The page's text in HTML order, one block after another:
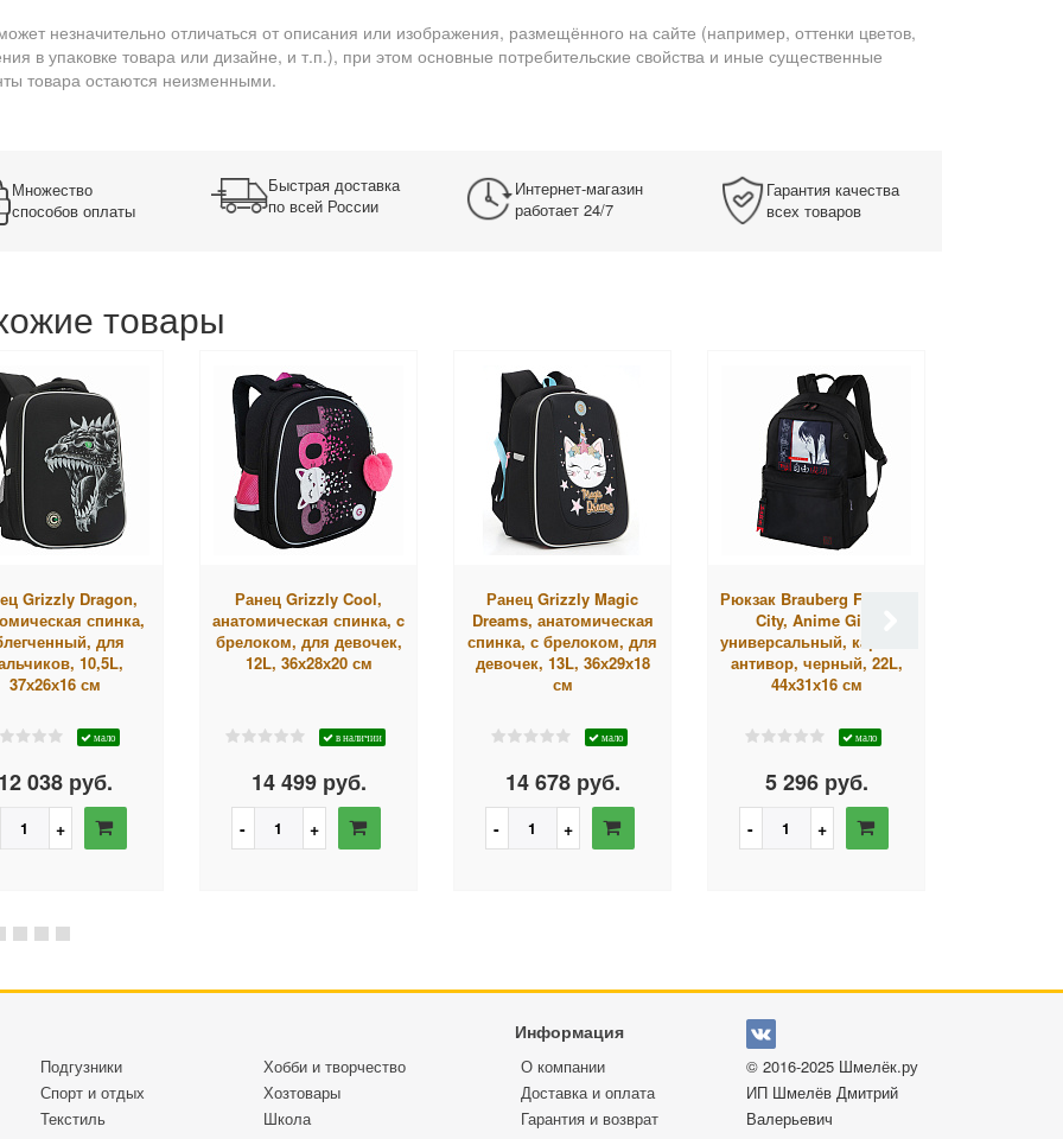
незначительно отличаться от описания или изображения, размещённого на сайте (например, оттенки цветов,
в упаковке товара или дизайне, и т.п.), при этом основные потребительские свойства и иные существенные
товара остаются неизменными.
Множество
способов оплаты
Быстрая доставка
по всей России
Интернет-магазин
работает 24/7
Гарантия качества
всех товаров
товары
Grizzly Dragon,
спинка,
для
10,5L,
37х26х16 см
мало
12 038 руб.
Ранец Grizzly Cool,
анатомическая спинка, c
брелоком, для девочек,
12L, 36х28х20 см
в наличии
14 499 руб.
Ранец Grizzly Magic
Dreams, анатомическая
спинка, с брелоком, для
девочек, 13L, 36х29х18
см
мало
14 678 руб.
Рюкзак Brauberg Fashion
City, Anime Girl,
универсальный, карман-
антивор, черный, 22L,
44х31х16 см
мало
5 296 руб.
Информация
Подгузники
Спорт и отдых
Текстиль
Хобби и творчество
Хозтовары
Школа
О компании
Доставка и оплата
Гарантия и возврат
© 2016-2025 Шмелёк.ру
ИП Шмелёв Дмитрий
Валерьевич